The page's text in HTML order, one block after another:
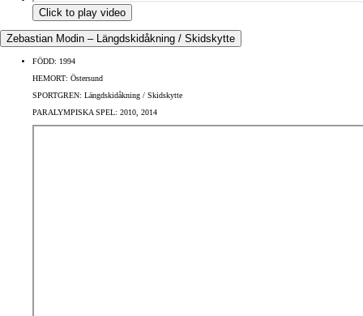
Click to play video
Zebastian Modin – Längdskidåkning / Skidskytte
FÖDD: 1994
HEMORT: Östersund
SPORTGREN: Längdskidåkning / Skidskytte
PARALYMPISKA SPEL: 2010, 2014